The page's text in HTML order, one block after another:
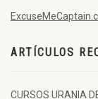
ARTÍCULOS
CURSOS URANIA